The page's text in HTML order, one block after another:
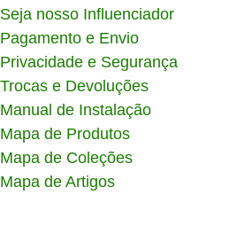
Seja nosso Influenciador
Pagamento e Envio
Privacidade e Segurança
Trocas e Devoluções
Manual de Instalação
Mapa de Produtos
Mapa de Coleções
Mapa de Artigos